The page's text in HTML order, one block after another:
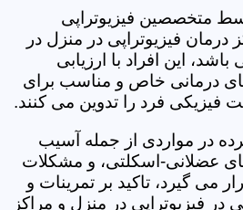
متخصصین فیزیوتراپی
درمان فیزیوتراپی در منزل در
این افراد با ارزیابی
درمانی خاص و مناسب برای
فیزیکی فرد را تدوین می کنند.
در مواردی از جمله آسیب
عضلانی-اسکلتی، و مشکلات
می گیرد، تاکید بر تمرینات و
فیزیوتراپی در منزل و مراکز